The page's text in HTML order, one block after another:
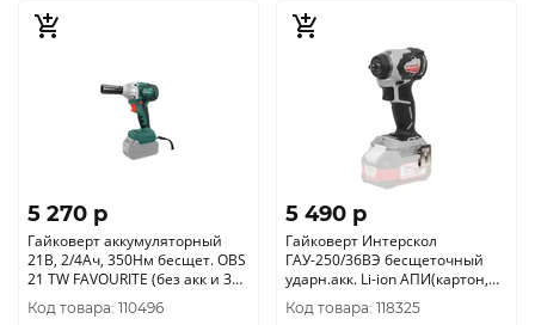
5 270 p
Гайковерт аккумуляторный
21В, 2/4Ач, 350Нм бесщет. OBS
21 TW FAVOURITE (без акк и ЗУ)
150002121
Код товара: 110496
5 490 p
Гайковерт Интерскол
ГАУ-250/36ВЭ бесщеточный
ударн.акк. Li-ion АПИ(картон,
без аккум.и ЗУ)863.0.0.70
Код товара: 118325